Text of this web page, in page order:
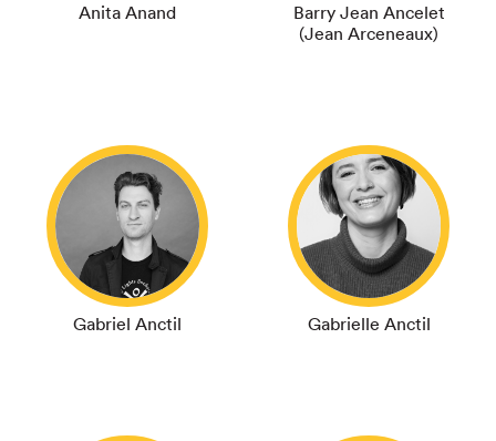
Anita Anand
Barry Jean Ancelet
(Jean Arceneaux)
Gabriel Anctil Gabrielle Anctil